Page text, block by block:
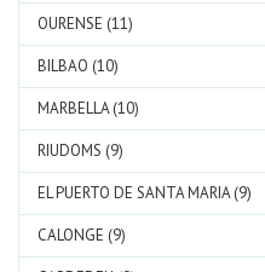
OURENSE (11)
BILBAO (10)
MARBELLA (10)
RIUDOMS (9)
EL PUERTO DE SANTA MARIA (9)
CALONGE (9)